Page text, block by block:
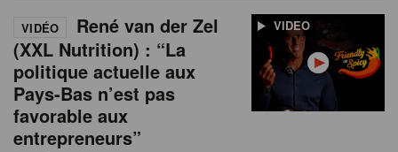
VIDEO
VIDÉO
René van der Zel
(XXL Nutrition) : “La
politique actuelle aux
Pays-Bas n’est pas
favorable aux
entrepreneurs”